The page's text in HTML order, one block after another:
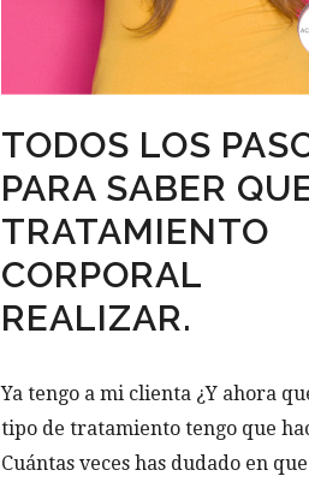
TODOS LOS
PARA SABER
TRATAMIENTO
CORPORAL
REALIZAR.
Ya tengo a mi clienta ¿Y ahora
tipo de tratamiento tengo que
Cuántas veces has dudado en